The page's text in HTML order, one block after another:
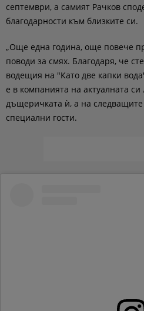
септември, а самият Рачков
благодарности към близките си.
„Още една година, още повече
поводи за смях. Благодаря, че
водещия на "Като две капки
е в компанията на актуалната
дъщеричката ѝ, а на
специални гости.